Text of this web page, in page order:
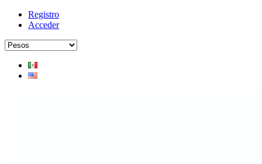
Registro
Acceder